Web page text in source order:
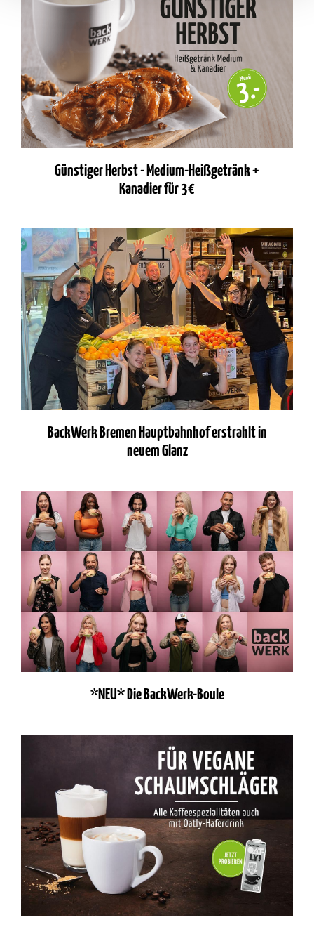
Günstiger Herbst - Medium-Heißgetränk +
Kanadier für 3€
BackWerk Bremen Hauptbahnhof erstrahlt in
neuem Glanz
*NEU* Die BackWerk-Boule